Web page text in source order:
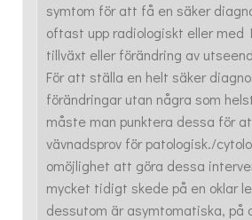
symtom för att få en säker
oftast upp radiologiskt eller med
tillväxt eller förändring av
För att ställa en helt säker
förändringar utan några som
måste man punktera dessa för
vävnadsprov för patologisk./
omöjlighet att göra dessa
mycket tidigt skede på en oklar
dessutom är asymtomatiska, på